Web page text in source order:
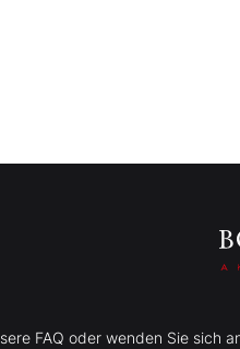
FAQ oder wenden Sie sich